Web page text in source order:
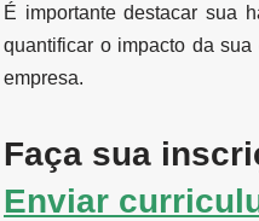
É importante destacar sua
quantificar o impacto da
empresa.
Faça sua
Enviar